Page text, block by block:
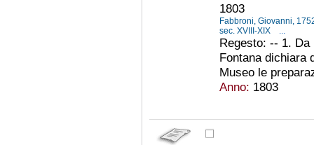
1803
Fabbroni, Giovanni,
sec. XVIII-XIX
...
Regesto: -- 1.
Fontana dichiara
Museo le
Anno: 1803